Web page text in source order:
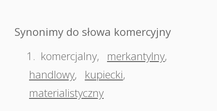
Synonimy do słowa komercyjny
1. komercjalny, merkantylny,
handlowy, kupiecki,
materialistyczny